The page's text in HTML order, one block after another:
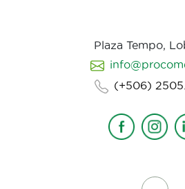
Plaza Tempo,
(+506)